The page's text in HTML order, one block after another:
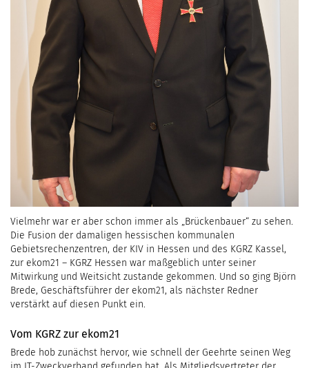
Vielmehr war er aber schon immer als „Brückenbauer“ zu sehen.
Die Fusion der damaligen hessischen kommunalen
Gebietsrechenzentren, der KIV in Hessen und des KGRZ Kassel,
zur ekom21 – KGRZ Hessen war maßgeblich unter seiner
Mitwirkung und Weitsicht zustande gekommen. Und so ging Björn
Brede, Geschäftsführer der ekom21, als nächster Redner
verstärkt auf diesen Punkt ein.
Vom KGRZ zur ekom21
Brede hob zunächst hervor, wie schnell der Geehrte seinen Weg